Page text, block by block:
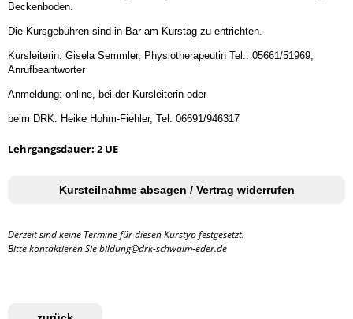
Beckenboden.
Die Kursgebühren sind in Bar am Kurstag zu entrichten.
Kursleiterin: Gisela Semmler, Physiotherapeutin Tel.: 05661/51969,
Anrufbeantworter
Anmeldung: online, bei der Kursleiterin oder
beim DRK: Heike Hohm-Fiehler, Tel. 06691/946317
Lehrgangsdauer: 2 UE
Kursteilnahme absagen / Vertrag widerrufen
Derzeit sind keine Termine für diesen Kurstyp festgesetzt.
Bitte kontaktieren Sie bildung@drk-schwalm-eder.de